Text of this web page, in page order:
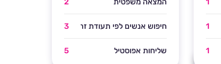
1
1
חיפוש אנשים לפי תעודת זהות 3
שליחות אפוסטיל 5